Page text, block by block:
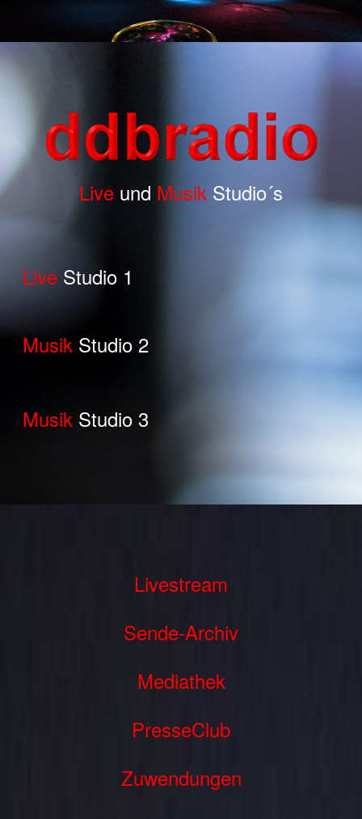
Live und Musik Studio´s
Live Studio 1
Musik Studio 2
Musik Studio 3
Livestream
Sende-Archiv
Mediathek
PresseClub
Zuwendungen